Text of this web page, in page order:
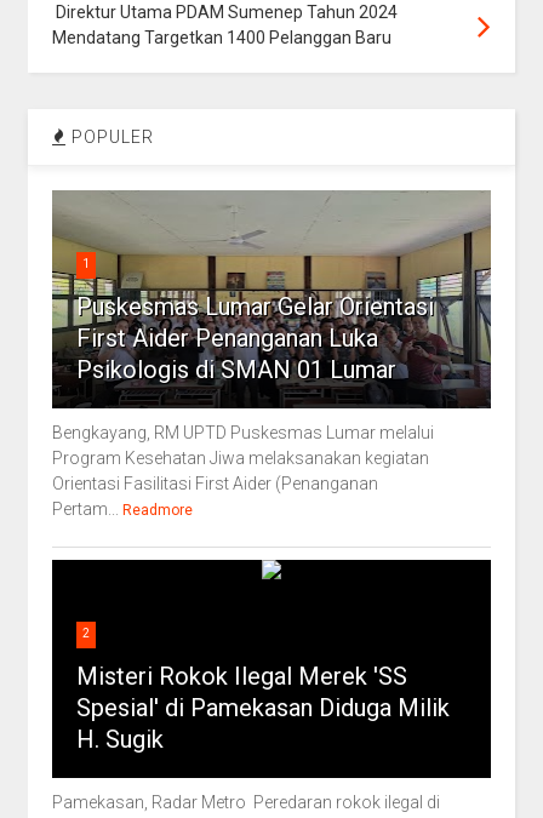
Direktur Utama PDAM Sumenep Tahun 2024
Mendatang Targetkan 1400 Pelanggan Baru
POPULER
1
Puskesmas Lumar Gelar Orientasi
First Aider Penanganan Luka
Psikologis di SMAN 01 Lumar
Bengkayang, RM UPTD Puskesmas Lumar melalui
Program Kesehatan Jiwa melaksanakan kegiatan
Orientasi Fasilitasi First Aider (Penanganan
Pertam...
Readmore
2
Misteri Rokok Ilegal Merek 'SS
Spesial' di Pamekasan Diduga Milik
H. Sugik
Pamekasan, Radar Metro Peredaran rokok ilegal di